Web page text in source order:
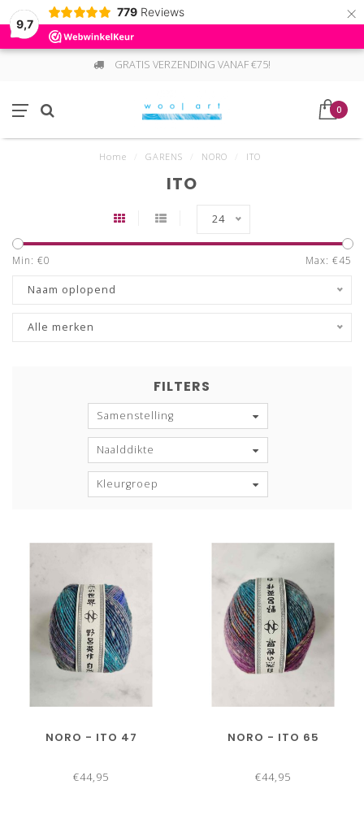
9,7
779 Reviews ×
GRATIS VERZENDING VANAF €75!
0
Home GARENS NORO ITO
ITO
24
Min: €0 Max: €45
Naam oplopend
Alle merken
FILTERS
Samenstelling
Naalddikte
Kleurgroep
NORO - ITO 47
€44,95
NORO - ITO 65
€44,95